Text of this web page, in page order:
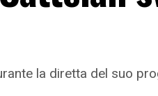
la diretta del suo